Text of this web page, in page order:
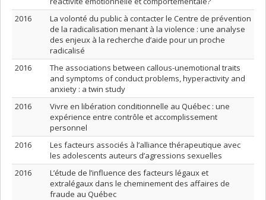
2016
La volonté du public à contacter le Centre de prévention
de la radicalisation menant à la violence : une analyse
des enjeux à la recherche d’aide pour un proche
radicalisé
2016
The associations between callous-unemotional traits
and symptoms of conduct problems, hyperactivity and
anxiety : a twin study
2016
Vivre en libération conditionnelle au Québec : une
expérience entre contrôle et accomplissement
personnel
2016
Les facteurs associés à l’alliance thérapeutique avec
les adolescents auteurs d’agressions sexuelles
2016
L’étude de l’influence des facteurs légaux et
extralégaux dans le cheminement des affaires de
fraude au Québec